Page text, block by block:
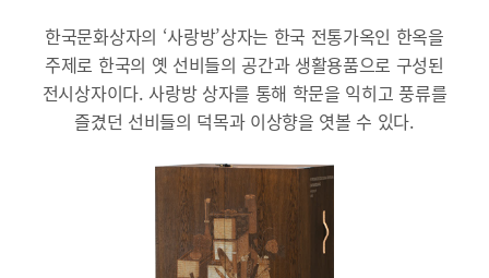
한국문화상자의 ‘사랑방’상자는 한국 전통가옥인 한옥을
주제로 한국의 옛 선비들의 공간과 생활용품으로 구성된
전시상자이다. 사랑방 상자를 통해 학문을 익히고 풍류를
즐겼던 선비들의 덕목과 이상향을 엿볼 수 있다.